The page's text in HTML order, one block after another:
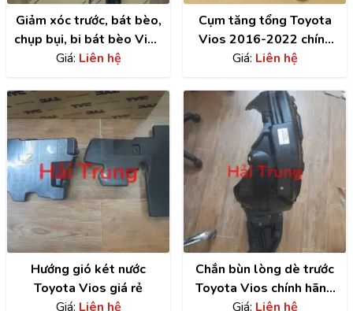
Giảm xóc trước, bát bèo,
chụp bụi, bi bát bèo Vios
2014-2022
Giá: Liên hệ
Cụm tăng tổng Toyota
Vios 2016-2022 chính
hãng | 166200Y061
Giá: Liên hệ
Hướng gió két nước
Toyota Vios giá rẻ
Giá: Liên hệ
Chắn bùn lòng dè trước
Toyota Vios chính hãng
LH | 538760D531
Giá: Liên hệ